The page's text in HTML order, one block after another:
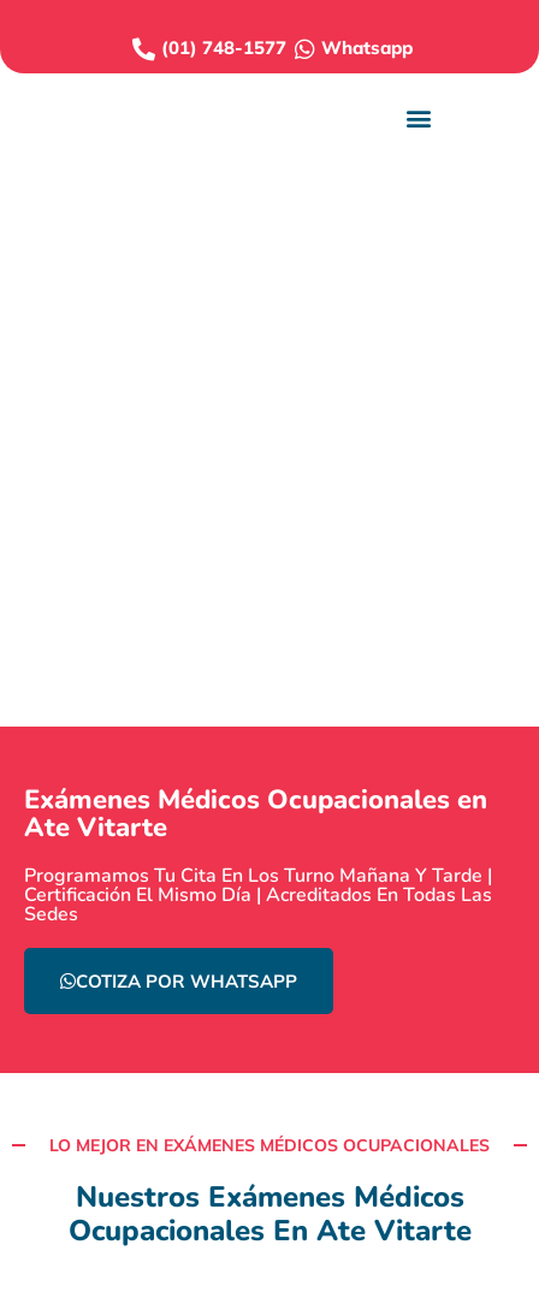
(01) 748-1577 Whatsapp
Exámenes Médicos Ocupacionales en
Ate Vitarte
Programamos Tu Cita En Los Turno Mañana Y Tarde |
Certificación El Mismo Día | Acreditados En Todas Las
Sedes
COTIZA POR WHATSAPP
LO MEJOR EN EXÁMENES MÉDICOS OCUPACIONALES
Nuestros Exámenes Médicos
Ocupacionales En Ate Vitarte